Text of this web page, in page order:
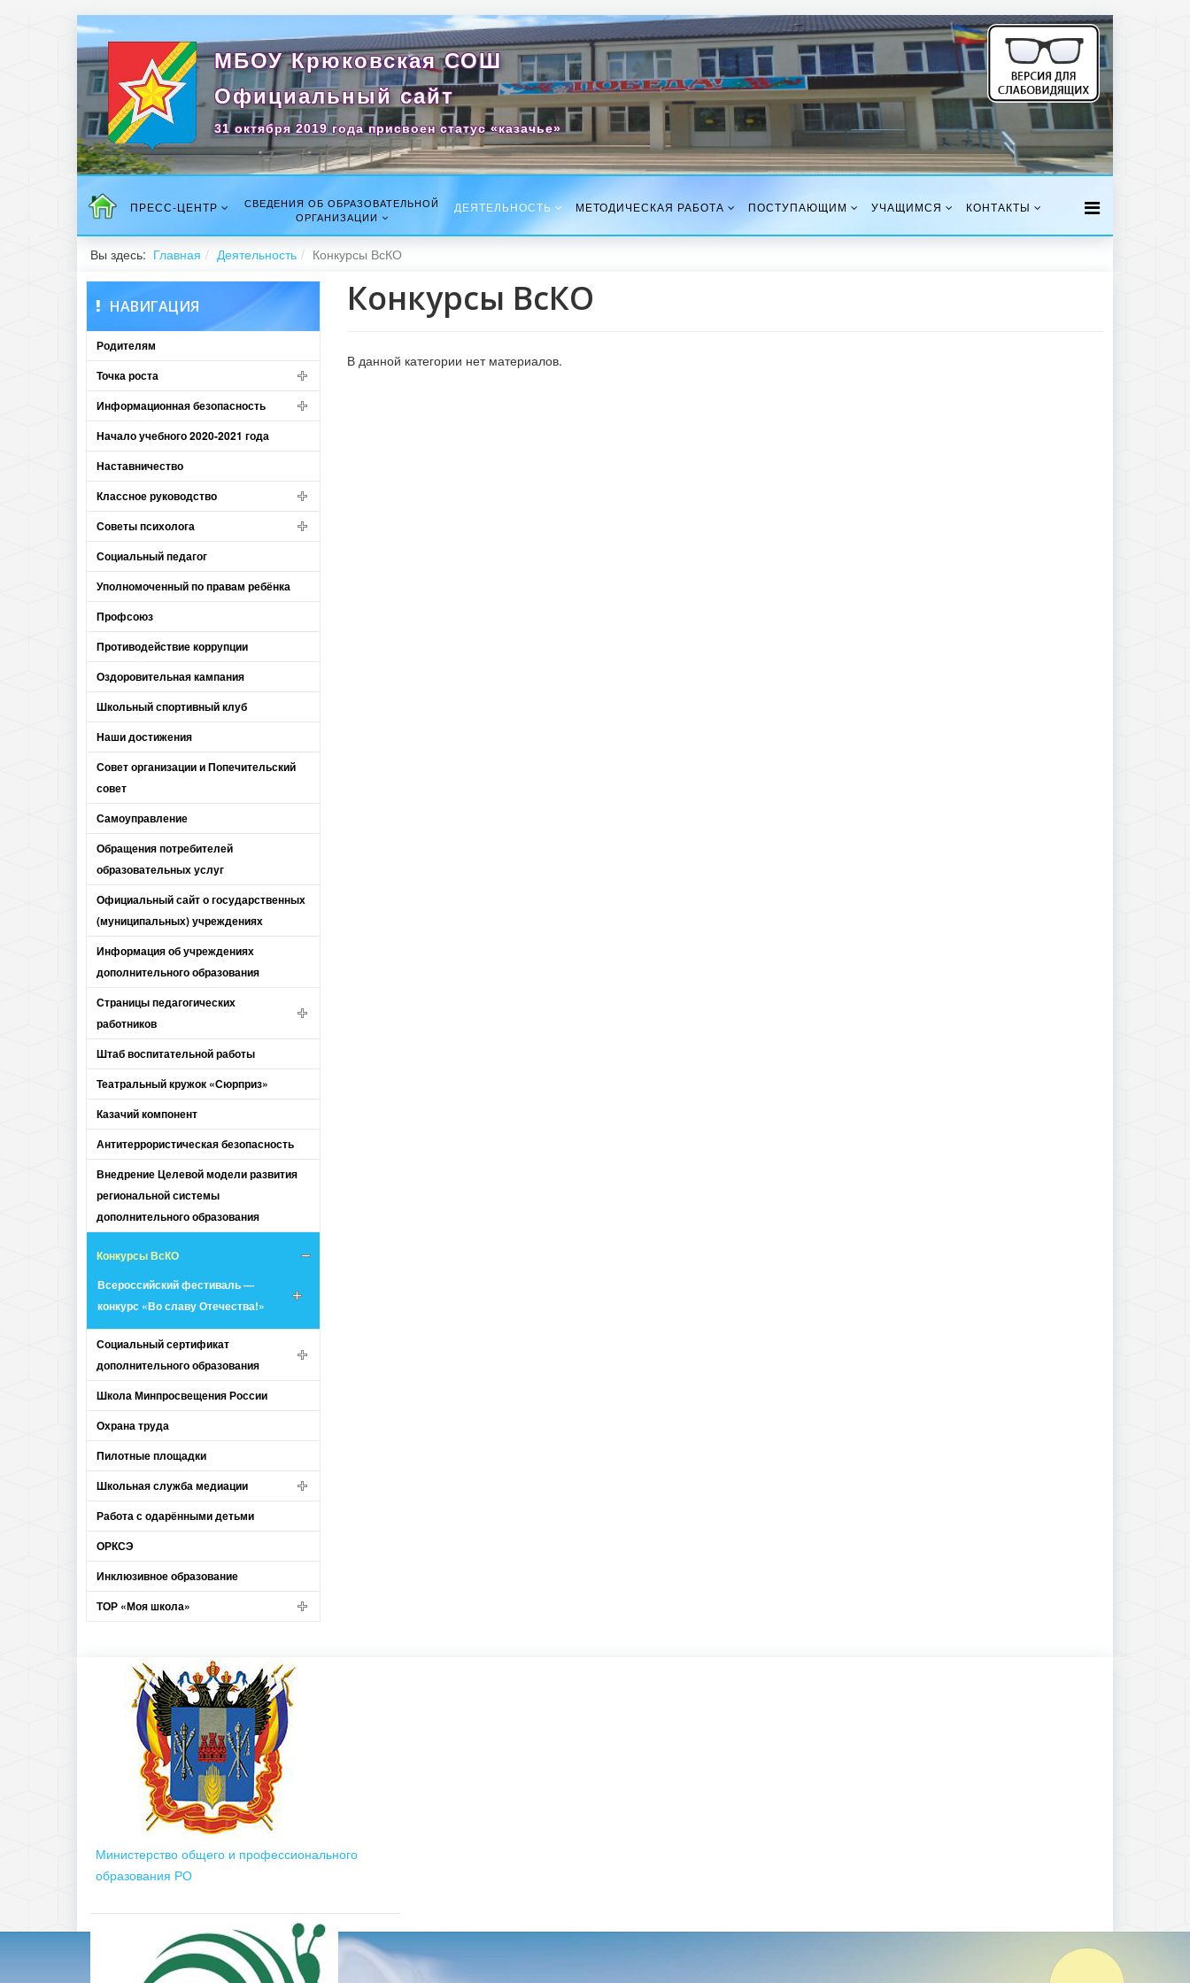
МБОУ Крюковская СОШ
Официальный сайт
31 октября 2019 года присвоен статус «казачье»
ПРЕСС-ЦЕНТР
СВЕДЕНИЯ ОБ ОБРАЗОВАТЕЛЬНОЙ
ОРГАНИЗАЦИИ
ДЕЯТЕЛЬНОСТЬ МЕТОДИЧЕСКАЯ РАБОТА ПОСТУПАЮЩИМ УЧАЩИМСЯ КОНТАКТЫ
Вы здесь: Главная Деятельность Конкурсы ВсКО
НАВИГАЦИЯ
Родителям
Точка роста
Информационная безопасность
Начало учебного 2020-2021 года
Наставничество
Классное руководство
Советы психолога
Социальный педагог
Уполномоченный по правам ребёнка
Профсоюз
Противодействие коррупции
Оздоровительная кампания
Школьный спортивный клуб
Наши достижения
Совет организации и Попечительский
совет
Самоуправление
Обращения потребителей
образовательных услуг
Официальный сайт о государственных
(муниципальных) учреждениях
Информация об учреждениях
дополнительного образования
Страницы педагогических
работников
Штаб воспитательной работы
Театральный кружок «Сюрприз»
Казачий компонент
Антитеррористическая безопасность
Внедрение Целевой модели развития
региональной системы
дополнительного образования
Конкурсы ВсКО
Всероссийский фестиваль —
конкурс «Во славу Отечества!»
Социальный сертификат
дополнительного образования
Школа Минпросвещения России
Охрана труда
Пилотные площадки
Школьная служба медиации
Работа с одарёнными детьми
ОРКСЭ
Инклюзивное образование
ТОР «Моя школа»
Конкурсы ВсКО
В данной категории нет материалов.
Министерство общего и профессионального
образования РО